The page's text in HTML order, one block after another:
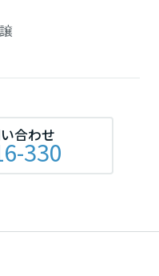
合わせ
330